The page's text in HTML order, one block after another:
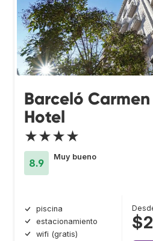
Barceló
Hotel
★★★★
8.9
Muy bueno
piscina
estacionamiento
wifi (gratis)